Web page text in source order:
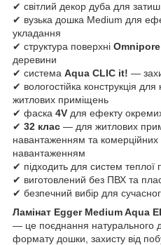
✔ світлий декор дуба для
✔ вузька дошка Medium для
укладання
✔ структура поверхні Omnipore
деревини
✔ система Aqua CLIC it! —
✔ вологостійка конструкція
житлових приміщень
✔ фаска 4V для ефекту
✔ 32 клас — для житлових
навантаженням та
навантаженням
✔ підходить для систем теплої
✔ виготовлений без ПВХ та
✔ безпечний вибір для
Ламінат Egger Medium Aqua
— це поєднання натурального
формату дошки, захисту від